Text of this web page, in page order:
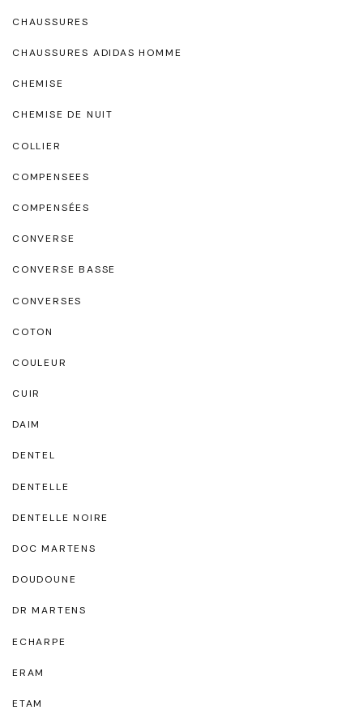
CHAUSSURES
CHAUSSURES ADIDAS HOMME
CHEMISE
CHEMISE DE NUIT
COLLIER
COMPENSEES
COMPENSÉES
CONVERSE
CONVERSE BASSE
CONVERSES
COTON
COULEUR
CUIR
DAIM
DENTEL
DENTELLE
DENTELLE NOIRE
DOC MARTENS
DOUDOUNE
DR MARTENS
ECHARPE
ERAM
ETAM